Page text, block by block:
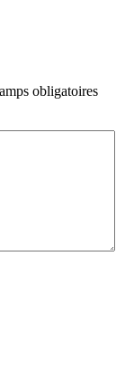
obligatoires